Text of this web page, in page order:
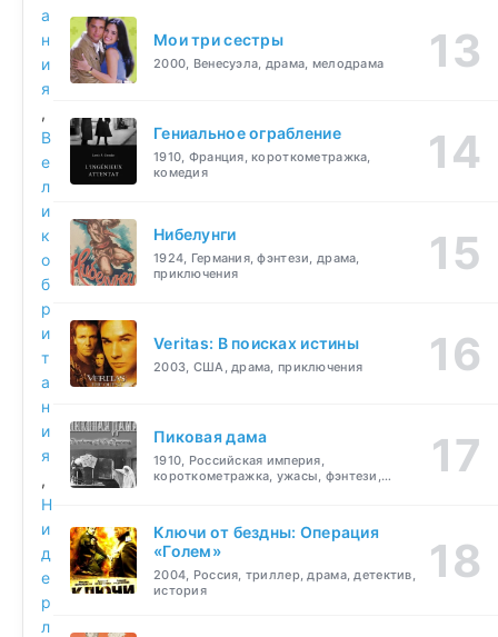
а
н
и
я
,
В
е
л
и
к
о
б
р
и
т
а
н
и
я
,
Н
и
д
е
р
л
Мои три сестры
2000, Венесуэла, драма, мелодрама
Гениальное ограбление
1910, Франция, короткометражка,
комедия
Нибелунги
1924, Германия, фэнтези, драма,
приключения
Veritas: В поисках истины
2003, США, драма, приключения
Пиковая дама
1910, Российская империя,
короткометражка, ужасы, фэнтези,
Ключи от бездны: Операция
«Голем»
2004, Россия, триллер, драма, детектив,
история